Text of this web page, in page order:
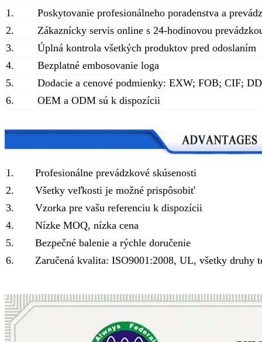
1.
Poskytovanie profesionálneho poradenstva a
2.
Zákaznícky servis online s 24-hodinovou
3.
Úplná kontrola všetkých produktov pred odoslaním
4.
Bezplatné embosovanie loga
5.
Dodacie a cenové podmienky: EXW; FOB; CIF;
6.
OEM a ODM sú k dispozícii
1.
Profesionálne prevádzkové skúsenosti
2.
Všetky veľkosti je možné prispôsobiť
3.
Vzorka pre vašu referenciu k dispozícii
4.
Nízke MOQ, nízka cena
5.
Bezpečné balenie a rýchle doručenie
6.
Zaručená kvalita: ISO9001:2008, UL, všetky druhy